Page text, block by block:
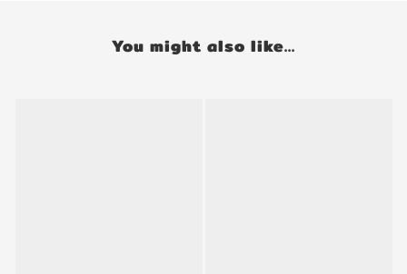
You might also like...